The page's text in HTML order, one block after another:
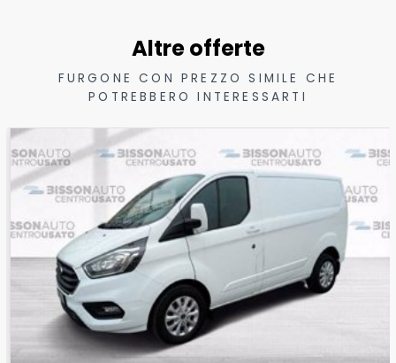
Altre offerte
FURGONE CON PREZZO SIMILE CHE
POTREBBERO INTERESSARTI